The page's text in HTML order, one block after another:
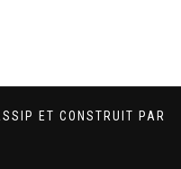
ET CONSTRUIT PAR